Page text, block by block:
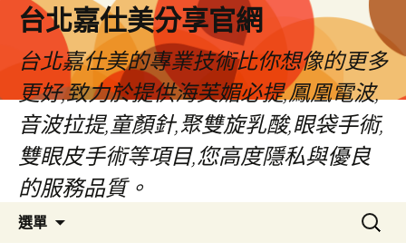
內
台北嘉仕美分享官網
台北嘉仕美的專業技術比你想像的更多
更好,致力於提供海芙媚必提,鳳凰電波,
音波拉提,童顏針,聚雙旋乳酸,眼袋手術,
雙眼皮手術等項目,您高度隱私與優良
的服務品質。
選單
搜
尋